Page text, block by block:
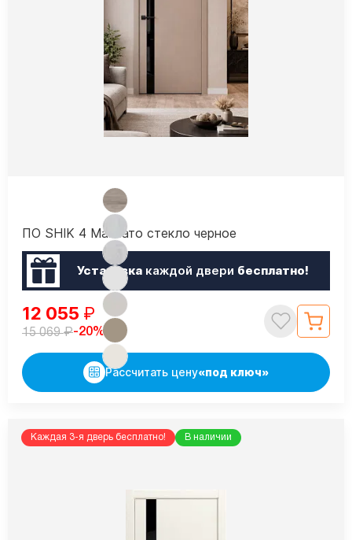
ПО SHIK 4 Макиато стекло черное
Установкакаждой двери бесплатно!
12 055 ₽
15 069₽-20%
Рассчитать цену«под ключ»
Каждая 3-я дверь бесплатно! В наличии